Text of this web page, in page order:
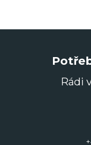
Rádi